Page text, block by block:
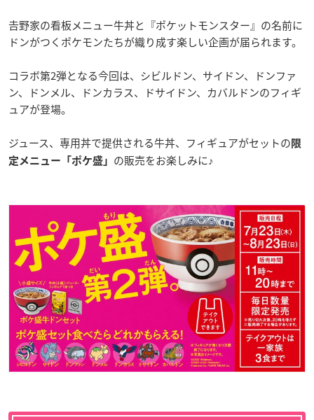
𠮷野家の看板メニュー牛丼と『ポケットモンスター』の名前に
ドンがつくポケモンたちが織り成す楽しい企画が届られます。
コラボ第2弾となる今回は、シビルドン、サイドン、ドンファ
ン、ドンメル、ドンカラス、ドサイドン、カバルドンのフィギ
ュアが登場。
ジュース、専用丼で提供される牛丼、フィギュアがセットの 限
定メニュー「ポケ盛」 の販売をお楽しみに♪